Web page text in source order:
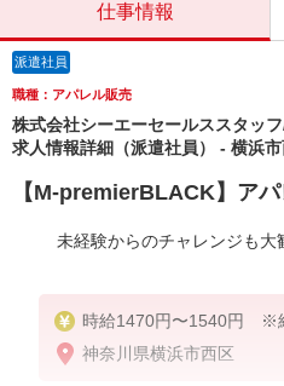
仕事情報
派遣社員
職種：アパレル販売
株式会社シーエーセールススタッ
求人情報詳細（派遣社員） - 横浜
【M-premierBLACK】ア
未経験からのチャレンジも大
時給1470円〜1540円 ※
【月収例】時給1,540円
神奈川県横浜市西区